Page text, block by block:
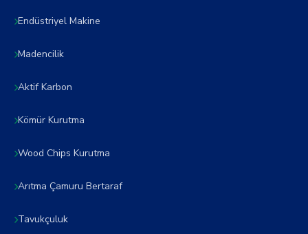
Endüstriyel Makine
Madencilik
Aktif Karbon
Kömür Kurutma
Wood Chips Kurutma
Arıtma Çamuru Bertaraf
Tavukçuluk